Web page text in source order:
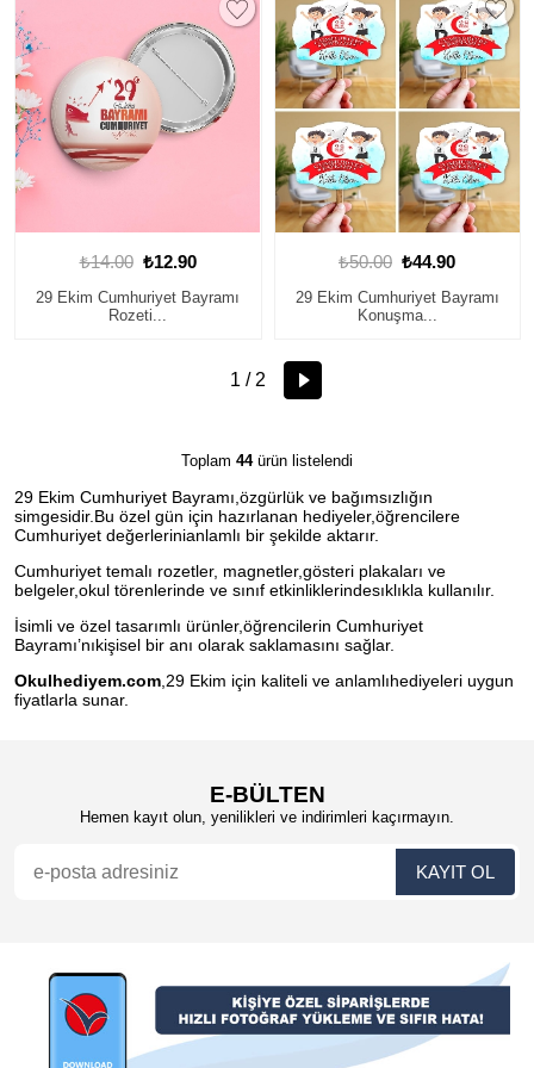
₺14.00 ₺12.90
29 Ekim Cumhuriyet Bayramı
Rozeti...
₺50.00 ₺44.90
29 Ekim Cumhuriyet Bayramı
Konuşma...
1 / 2
Toplam 44ürün listelendi
29 Ekim Cumhuriyet Bayramı,özgürlük ve bağımsızlığın
simgesidir.Bu özel gün için hazırlanan hediyeler,öğrencilere
Cumhuriyet değerlerinianlamlı bir şekilde aktarır.
Cumhuriyet temalı rozetler, magnetler,gösteri plakaları ve
belgeler,okul törenlerinde ve sınıf etkinliklerindesıklıkla kullanılır.
İsimli ve özel tasarımlı ürünler,öğrencilerin Cumhuriyet
Bayramı’nıkişisel bir anı olarak saklamasını sağlar.
Okulhediyem.com ,29 Ekim için kaliteli ve anlamlıhediyeleri uygun
fiyatlarla sunar.
E-BÜLTEN
Hemen kayıt olun, yenilikleri ve indirimleri kaçırmayın.